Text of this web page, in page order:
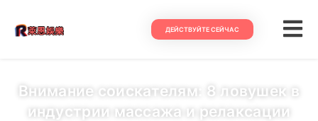
ДЕЙСТВУЙТЕ СЕЙЧАС
Внимание соискателям: 8 ловушек в
индустрии массажа и релаксации